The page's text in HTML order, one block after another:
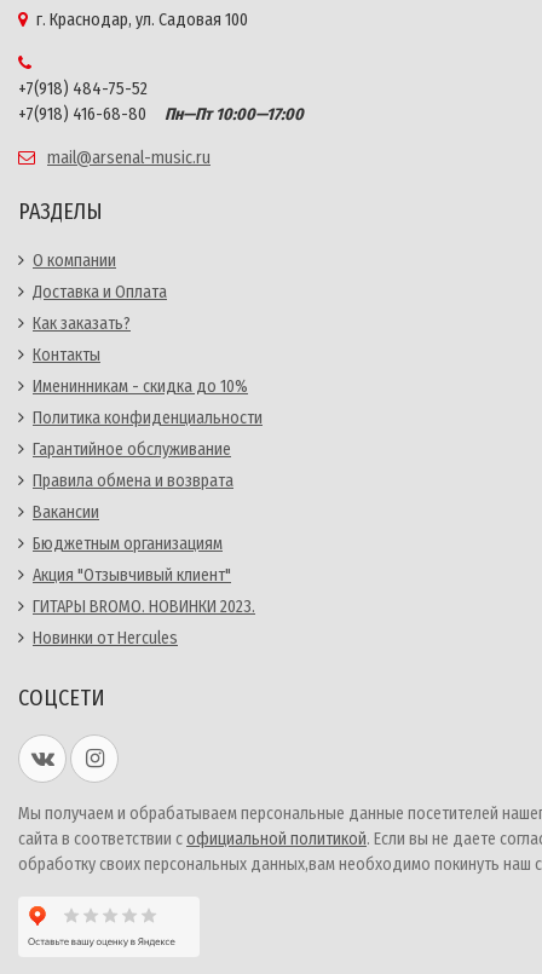
г. Краснодар, ул. Садовая 100
+7(918) 484-75-52
+7(918) 416-68-80
Пн—Пт 10:00—17:00
mail@arsenal-music.ru
РАЗДЕЛЫ
О компании
Доставка и Оплата
Как заказать?
Контакты
Именинникам - скидка до 10%
Политика конфиденциальности
Гарантийное обслуживание
Правила обмена и возврата
Вакансии
Бюджетным организациям
Акция "Отзывчивый клиент"
ГИТАРЫ BROMO. НОВИНКИ 2023.
Новинки от Hercules
СОЦСЕТИ
Мы получаем и обрабатываем персональные данные посетителей
сайта в соответствии софициальной политикой. Если вы не даете
обработку своих персональных данных,вам необходимо покинуть наш